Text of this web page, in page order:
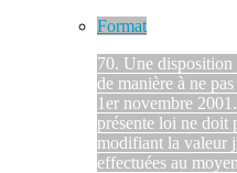
Format
70. Une disposition
de manière à ne
1er novembre
présente loi ne doit
modifiant la valeur
effectuées au